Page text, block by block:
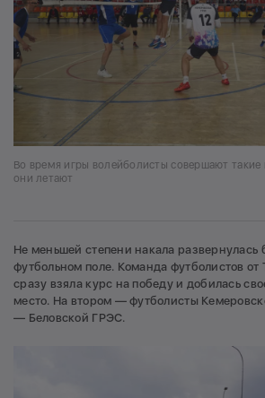
Во время игры волейболисты совершают такие
они летают
Не меньшей степени накала развернулась
футбольном поле. Команда футболистов
сразу взяла курс на победу и добилась
место. На втором — футболисты
— Беловской ГРЭС.